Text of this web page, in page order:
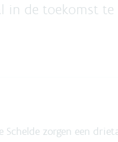
in de toekomst te
Schelde zorgen een